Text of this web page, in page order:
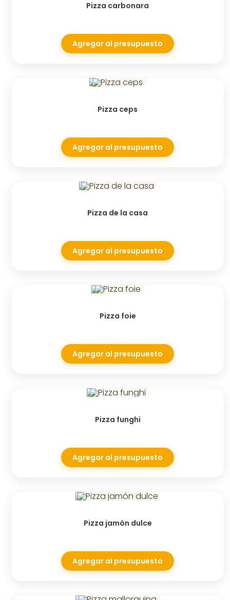
Pizza carbonara
Agregar al presupuesto
Pizza ceps
Agregar al presupuesto
Pizza de la casa
Agregar al presupuesto
Pizza foie
Agregar al presupuesto
Pizza funghi
Agregar al presupuesto
Pizza jamón dulce
Agregar al presupuesto